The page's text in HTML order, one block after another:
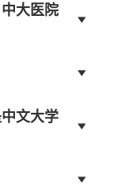
大医院
文大学